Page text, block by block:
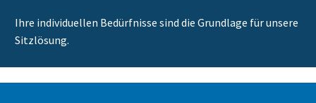
Ihre individuellen Bedürfnisse sind die Grundlage für unsere
Sitzlösung.